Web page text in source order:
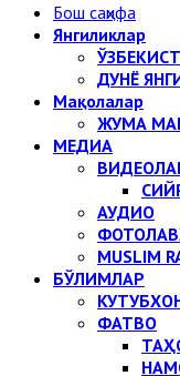
Бош саҳифа
Янгиликлар
ДУНЁ
Мақолалар
ЖУМА
МЕДИА
АУДИО
MUSLIM
БЎЛИМЛАР
ФАТВО